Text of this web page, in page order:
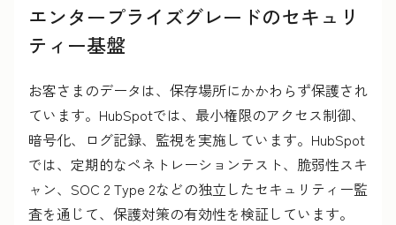
エンタープライズグレードのセキュリ
ティー基盤
お客さまのデータは、保存場所にかかわらず保護され
ています。HubSpotでは、最小権限のアクセス制御、
暗号化、ログ記録、監視を実施しています。HubSpot
では、定期的なペネトレーションテスト、脆弱性スキ
ャン、SOC 2 Type 2などの独立したセキュリティー監
査を通じて、保護対策の有効性を検証しています。